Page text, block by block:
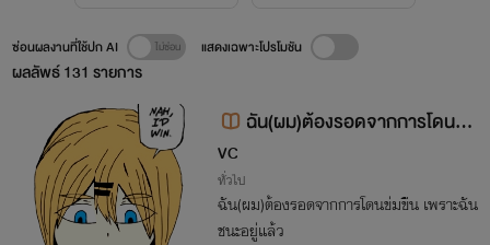
ผลลัพธ์131 รายการ
ซ่อนผลงานที่ใช้ปก AI แสดงเฉพาะโปรโมชัน
ฉัน(ผม)ต้องรอดจากการโดนขม
ขื่นในรั้วโรงเรียนให้ได้!
VC
ทั่วไป
ฉัน(ผม)ต้องรอดจากการโดนข่มขืน เพราะฉัน
ชนะอยู่แล้ว